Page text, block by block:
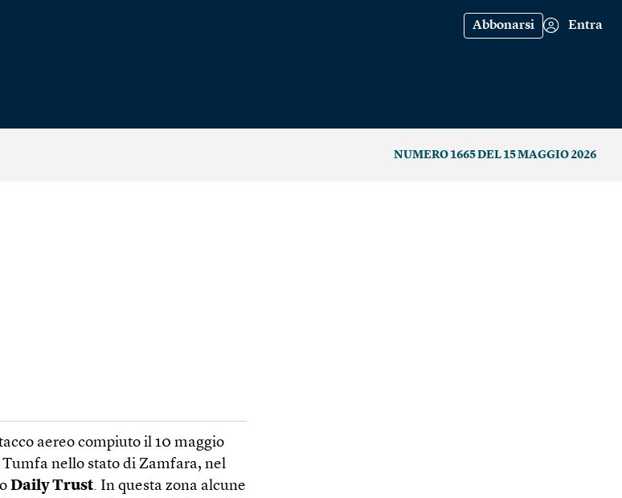
Abbonarsi Entra
NUMERO 1665 DEL 15 MAGGIO 2026
aereo compiuto il 10 maggio
nello stato di Zamfara, nel
Daily Trust. In questa zona alcune